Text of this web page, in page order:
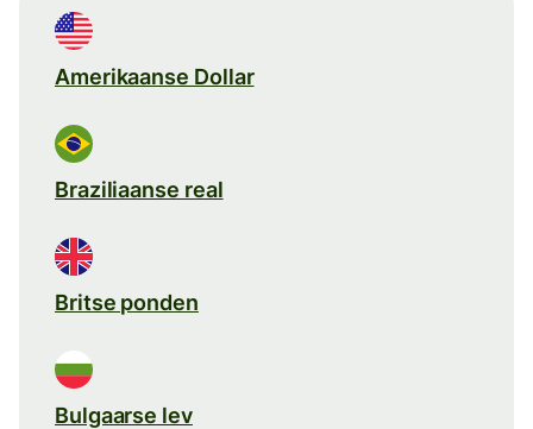
Amerikaanse Dollar
Braziliaanse real
Britse ponden
Bulgaarse lev